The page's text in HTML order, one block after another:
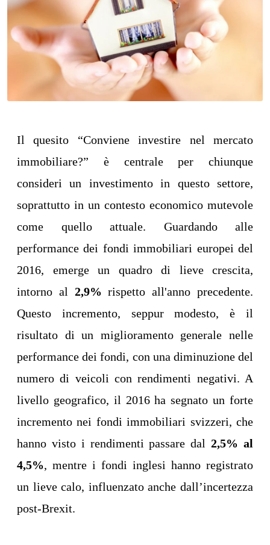
Il quesito “Conviene investire nel mercato
immobiliare?” è centrale per chiunque
consideri un investimento in questo settore,
soprattutto in un contesto economico mutevole
come quello attuale. Guardando alle
performance dei fondi immobiliari europei del
2016, emerge un quadro di lieve crescita,
intorno al 2,9% rispetto all'anno precedente.
Questo incremento, seppur modesto, è il
risultato di un miglioramento generale nelle
performance dei fondi, con una diminuzione del
numero di veicoli con rendimenti negativi. A
livello geografico, il 2016 ha segnato un forte
incremento nei fondi immobiliari svizzeri, che
hanno visto i rendimenti passare dal2,5% al
4,5%, mentre i fondi inglesi hanno registrato
un lieve calo, influenzato anche dall’incertezza
post-Brexit.